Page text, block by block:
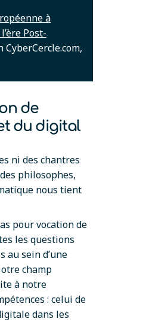
à
Post-
CyberCercle.com,
de
du digital
ni des chantres
philosophes,
nous tient
pour vocation de
les questions
au sein d’une
champ
à notre
: celui de
dans les